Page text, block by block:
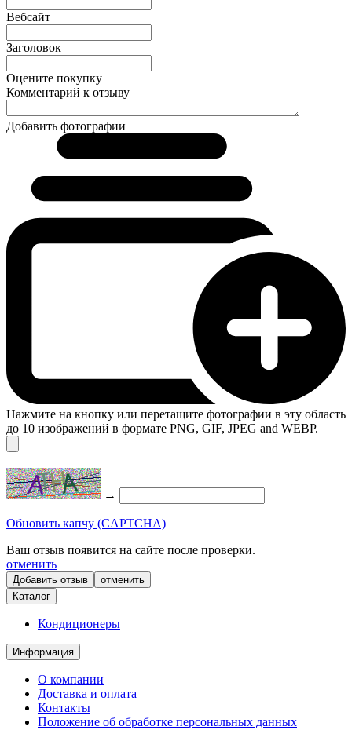
Вебсайт
Заголовок
Оцените покупку
Комментарий к отзыву
Добавить фотографии
Нажмите на кнопку или перетащите фотографии в эту область
до 10 изображений в формате PNG, GIF, JPEG and WEBP.
→
Обновить капчу (CAPTCHA)
Ваш отзыв появится на сайте после проверки.
отменить
отменить
Каталог
Кондиционеры
Информация
О компании
Доставка и оплата
Контакты
Положение об обработке персональных данных